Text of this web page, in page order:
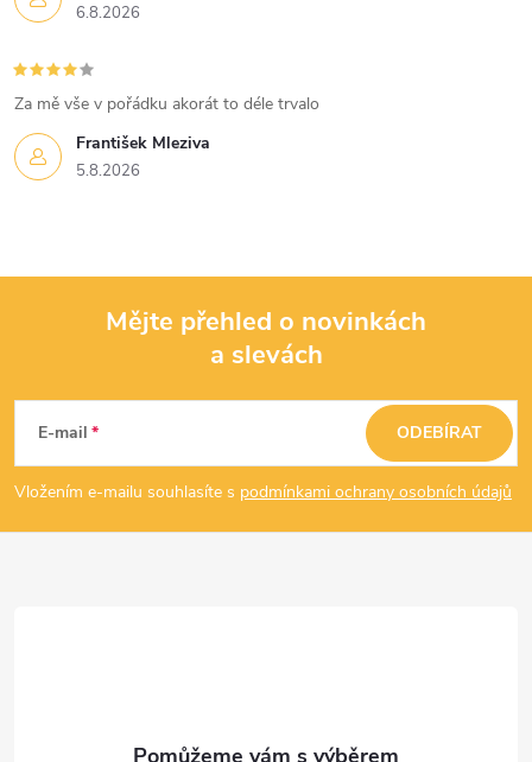
6.8.2026
František Mleziva
5.8.2026
Za mě vše v pořádku akorát to déle trvalo
p
a
Mějte přehled o novinkách
a slevách
E-mail
Vložením e-mailu souhlasíte s podmínkami ochrany osobních údajů
ODEBÍRAT